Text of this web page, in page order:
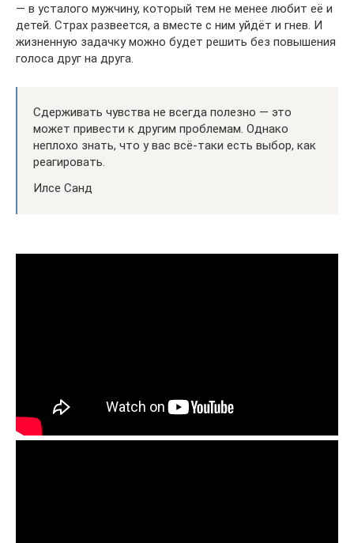
— в усталого мужчину, который тем не менее любит её и
детей. Страх развеется, а вместе с ним уйдёт и гнев. И
жизненную задачку можно будет решить без повышения
голоса друг на друга.
Сдерживать чувства не всегда полезно — это
может привести к другим проблемам. Однако
неплохо знать, что у вас всё-таки есть выбор, как
реагировать.
Илсе Санд